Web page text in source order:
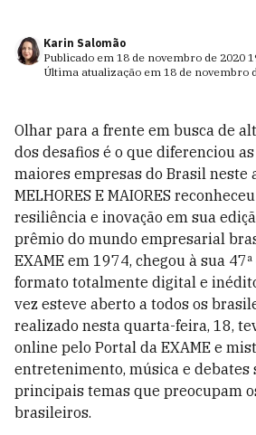
Karin Salomão
Publicado em 18 de novembro de 2020
Última atualização em 18 de novembro
Olhar para a frente em busca de
dos desafios é o que diferenciou
maiores empresas do Brasil neste
MELHORES E MAIORES
resiliência e inovação em sua
prêmio do mundo empresarial
EXAME em 1974, chegou à sua
formato totalmente digital e
vez esteve aberto a todos os
realizado nesta quarta-feira, 18,
online pelo Portal da EXAME e
entretenimento, música e debates
principais temas que preocupam
brasileiros.